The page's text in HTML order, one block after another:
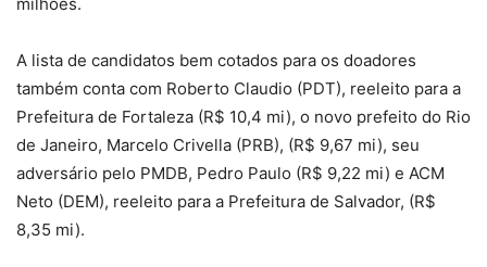
A lista de candidatos bem cotados para os doadores
também conta com Roberto Claudio (PDT), reeleito para a
Prefeitura de Fortaleza (R$ 10,4 mi), o novo prefeito do Rio
de Janeiro, Marcelo Crivella (PRB), (R$ 9,67 mi), seu
adversário pelo PMDB, Pedro Paulo (R$ 9,22 mi) e ACM
Neto (DEM), reeleito para a Prefeitura de Salvador, (R$
8,35 mi).